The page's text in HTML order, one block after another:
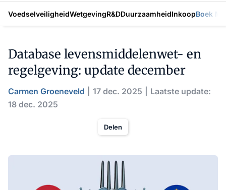
VoedselveiligheidWetgevingR&DDuurzaamheidInkoopBoek
Database levensmiddelenwet- en
regelgeving: update december
Carmen Groeneveld 17 dec. 2025
Laatste update:
18 dec. 2025
Delen